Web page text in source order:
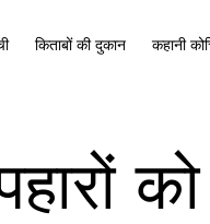
किताबों की दुकान कहानी